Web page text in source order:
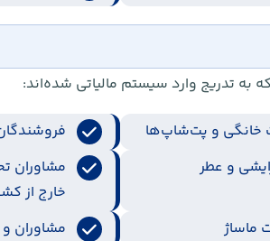
به تدریج وارد سیستم مالیاتی شده‌اند:
خانگی و پت‌شاپ‌ها
و عطر
مشاوران
خارج از
ماساژ
مشاوران